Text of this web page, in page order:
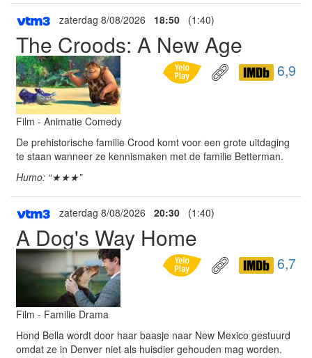
zaterdag 8/08/2026 18:50 (1:40)
The Croods: A New Age
6,9
Film - Animatie Comedy
De prehistorische familie Crood komt voor een grote uitdaging
te staan wanneer ze kennismaken met de familie Betterman.
Humo: “★★★”
zaterdag 8/08/2026 20:30 (1:40)
A Dog's Way Home
6,7
Film - Familie Drama
Hond Bella wordt door haar baasje naar New Mexico gestuurd
omdat ze in Denver niet als huisdier gehouden mag worden.